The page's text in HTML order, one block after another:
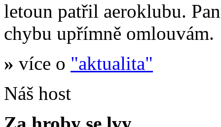
letoun patřil aeroklubu.
chybu upřímně omlouvám.
» více o "aktualita"
Náš host